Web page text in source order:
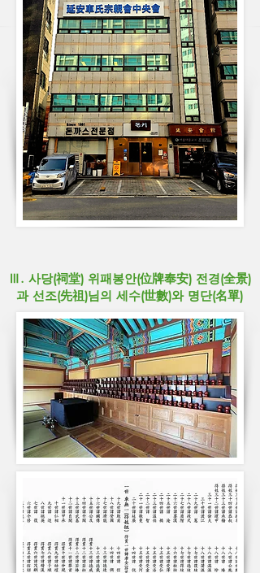
Ⅲ. 사당(祠堂) 위패봉안(位牌奉安) 전경(全景)
과 선조(先祖)님의 세수(世數)와 명단(名單)